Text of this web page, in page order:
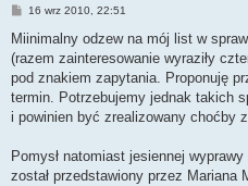
P
s
16 wrz 2010, 22:51
Miinimalny odzew na mój list w
(razem zainteresowanie wyraziły
pod znakiem zapytania. Proponuję
termin. Potrzebujemy jednak takich
i powinien być zrealizowany choćby
Pomysł natomiast jesiennej
został przedstawiony przez Mariana